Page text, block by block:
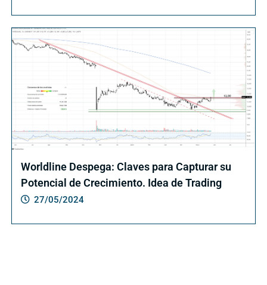
Worldline Despega: Claves para Capturar su
Potencial de Crecimiento. Idea de Trading
27/05/2024